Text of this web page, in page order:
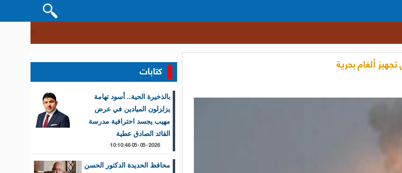
نزول
ألغام بحرية كتابات
بالذخيرة الحية.. أسود تهامة
يزلزلون الميادين في عرض
مهيب يجسد احترافية مدرسة
القائد الصادق عطية
05-05-2026 10:10:46
محافظ الحديدة الدكتور الحسن